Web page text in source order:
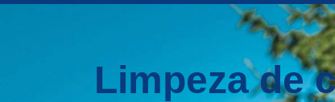
Limpeza de